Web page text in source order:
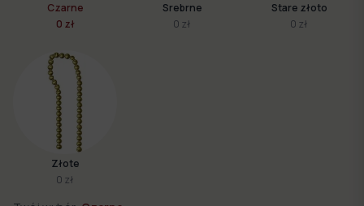
Czarne
0 zł
Srebrne
0 zł
Stare złoto
0 zł
Złote
0 zł